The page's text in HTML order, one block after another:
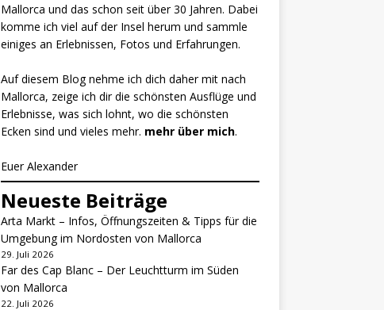
Mallorca und das schon seit über 30 Jahren. Dabei
komme ich viel auf der Insel herum und sammle
einiges an Erlebnissen, Fotos und Erfahrungen.
Auf diesem Blog nehme ich dich daher mit nach
Mallorca, zeige ich dir die schönsten Ausflüge und
Erlebnisse, was sich lohnt, wo die schönsten
Ecken sind und vieles mehr. mehr über mich.
Euer Alexander
Neueste Beiträge
Arta Markt – Infos, Öffnungszeiten & Tipps für die
Umgebung im Nordosten von Mallorca
29. Juli 2026
Far des Cap Blanc – Der Leuchtturm im Süden
von Mallorca
22. Juli 2026